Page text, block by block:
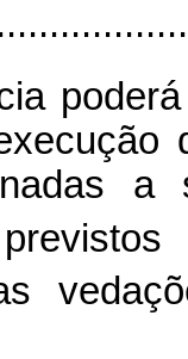
poderá
a